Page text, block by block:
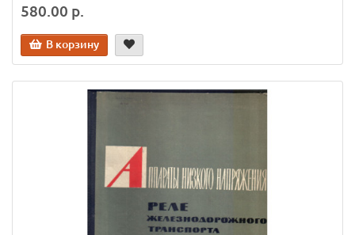
580.00 р.
В корзину